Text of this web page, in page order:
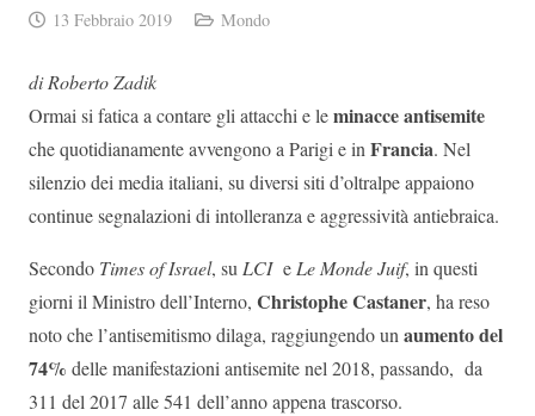
13 Febbraio 2019 Mondo
di Roberto Zadik
Ormai si fatica a contare gli attacchi e leminacce antisemite
che quotidianamente avvengono a Parigi e inFrancia. Nel
silenzio dei media italiani, su diversi siti d’oltralpe appaiono
continue segnalazioni di intolleranza e aggressività antiebraica.
Secondo Times of Israel, suLCIeLe Monde Juif, in questi
giorni il Ministro dell’Interno, Christophe Castaner, ha reso
noto che l’antisemitismo dilaga, raggiungendo unaumento del
74% delle manifestazioni antisemite nel 2018, passando, da
311 del 2017 alle 541 dell’anno appena trascorso.